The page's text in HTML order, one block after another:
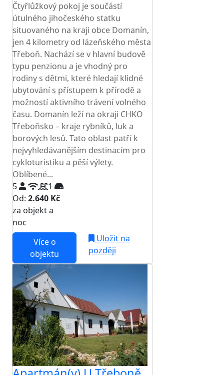
Čtyřlůžkový pokoj je součástí
útulného jihočeského statku
situovaného na kraji obce Domanín,
jen 4 kilometry od lázeňského města
Třeboň. Nachází se v hlavní budově
typu penzionu a je vhodný pro
rodiny s dětmi, které hledají klidné
ubytování s přístupem k přírodě a
možností aktivního trávení volného
času. Domanín leží na okraji CHKO
Třeboňsko – kraje rybníků, luk a
borových lesů. Tato oblast patří k
nejvyhledávanějším destinacím pro
cykloturistiku a pěší výlety.
Oblíbené...
5
1
Od: 2.640 Kč
za objekt a
noc
Více o
objektu
Uložit na
později